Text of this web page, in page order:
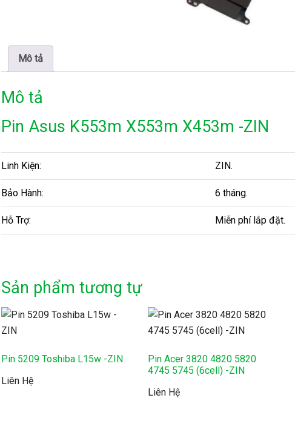
Mô tả
Mô tả
Pin Asus K553m X553m X453m -ZIN
Linh Kiện: ZIN.
Bảo Hành: 6 tháng.
Hỗ Trợ: Miễn phí lắp đặt.
Sản phẩm tương tự
Pin 5209 Toshiba L15w -ZIN
Liên Hệ
Pin Acer 3820 4820 5820
4745 5745 (6cell) -ZIN
Liên Hệ